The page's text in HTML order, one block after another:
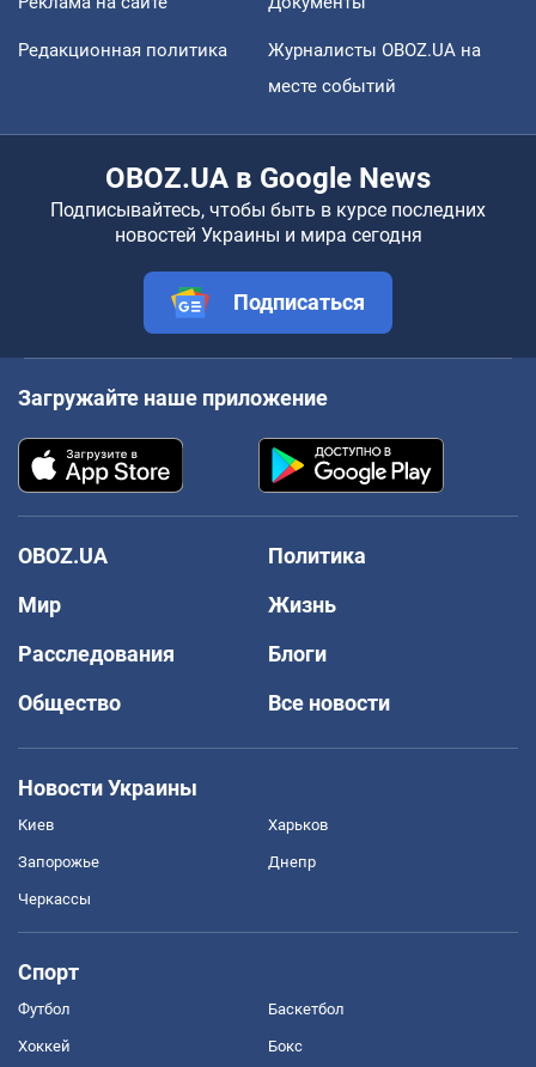
Редакционная политика
Журналисты OBOZ.UA на
месте событий
OBOZ.UA в Google News
Подписывайтесь, чтобы быть в курсе последних
новостей Украины и мира сегодня
Подписаться
Загружайте наше приложение
OBOZ.UA
Политика
Мир
Жизнь
Расследования
Блоги
Общество
Все новости
Новости Украины
Киев Харьков
Запорожье Днепр
Черкассы
Спорт
Футбол Баскетбол
Хоккей Бокс